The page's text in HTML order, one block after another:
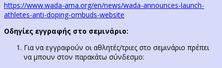
https://www.wada-ama.org/en/news/wada-announces-launch-
athletes-anti-doping-ombuds-website
Οδηγίες εγγραφής στο σεμινάριο:
Για να εγγραφούν οι αθλητές/τριες στο σεμινάριο πρέπει
να μπουν στον παρακάτω σύνδεσμο: